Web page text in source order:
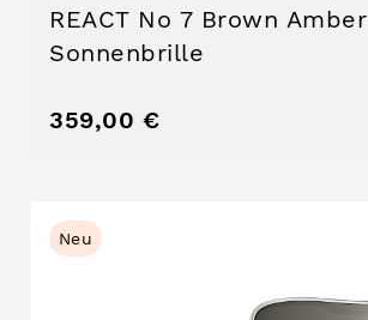
REACT No 7 Brown Amber
Sonnenbrille
359,00 €
Neu